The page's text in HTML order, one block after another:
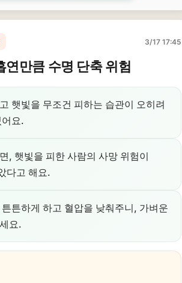
3/17 17:45
연만큼 수명 단축 위험
햇빛을 무조건 피하는 습관이 오히려
요.
, 햇빛을 피한 사람의 사망 위험이
다고 해요.
튼하게 하고 혈압을 낮춰주니, 가벼운
요.